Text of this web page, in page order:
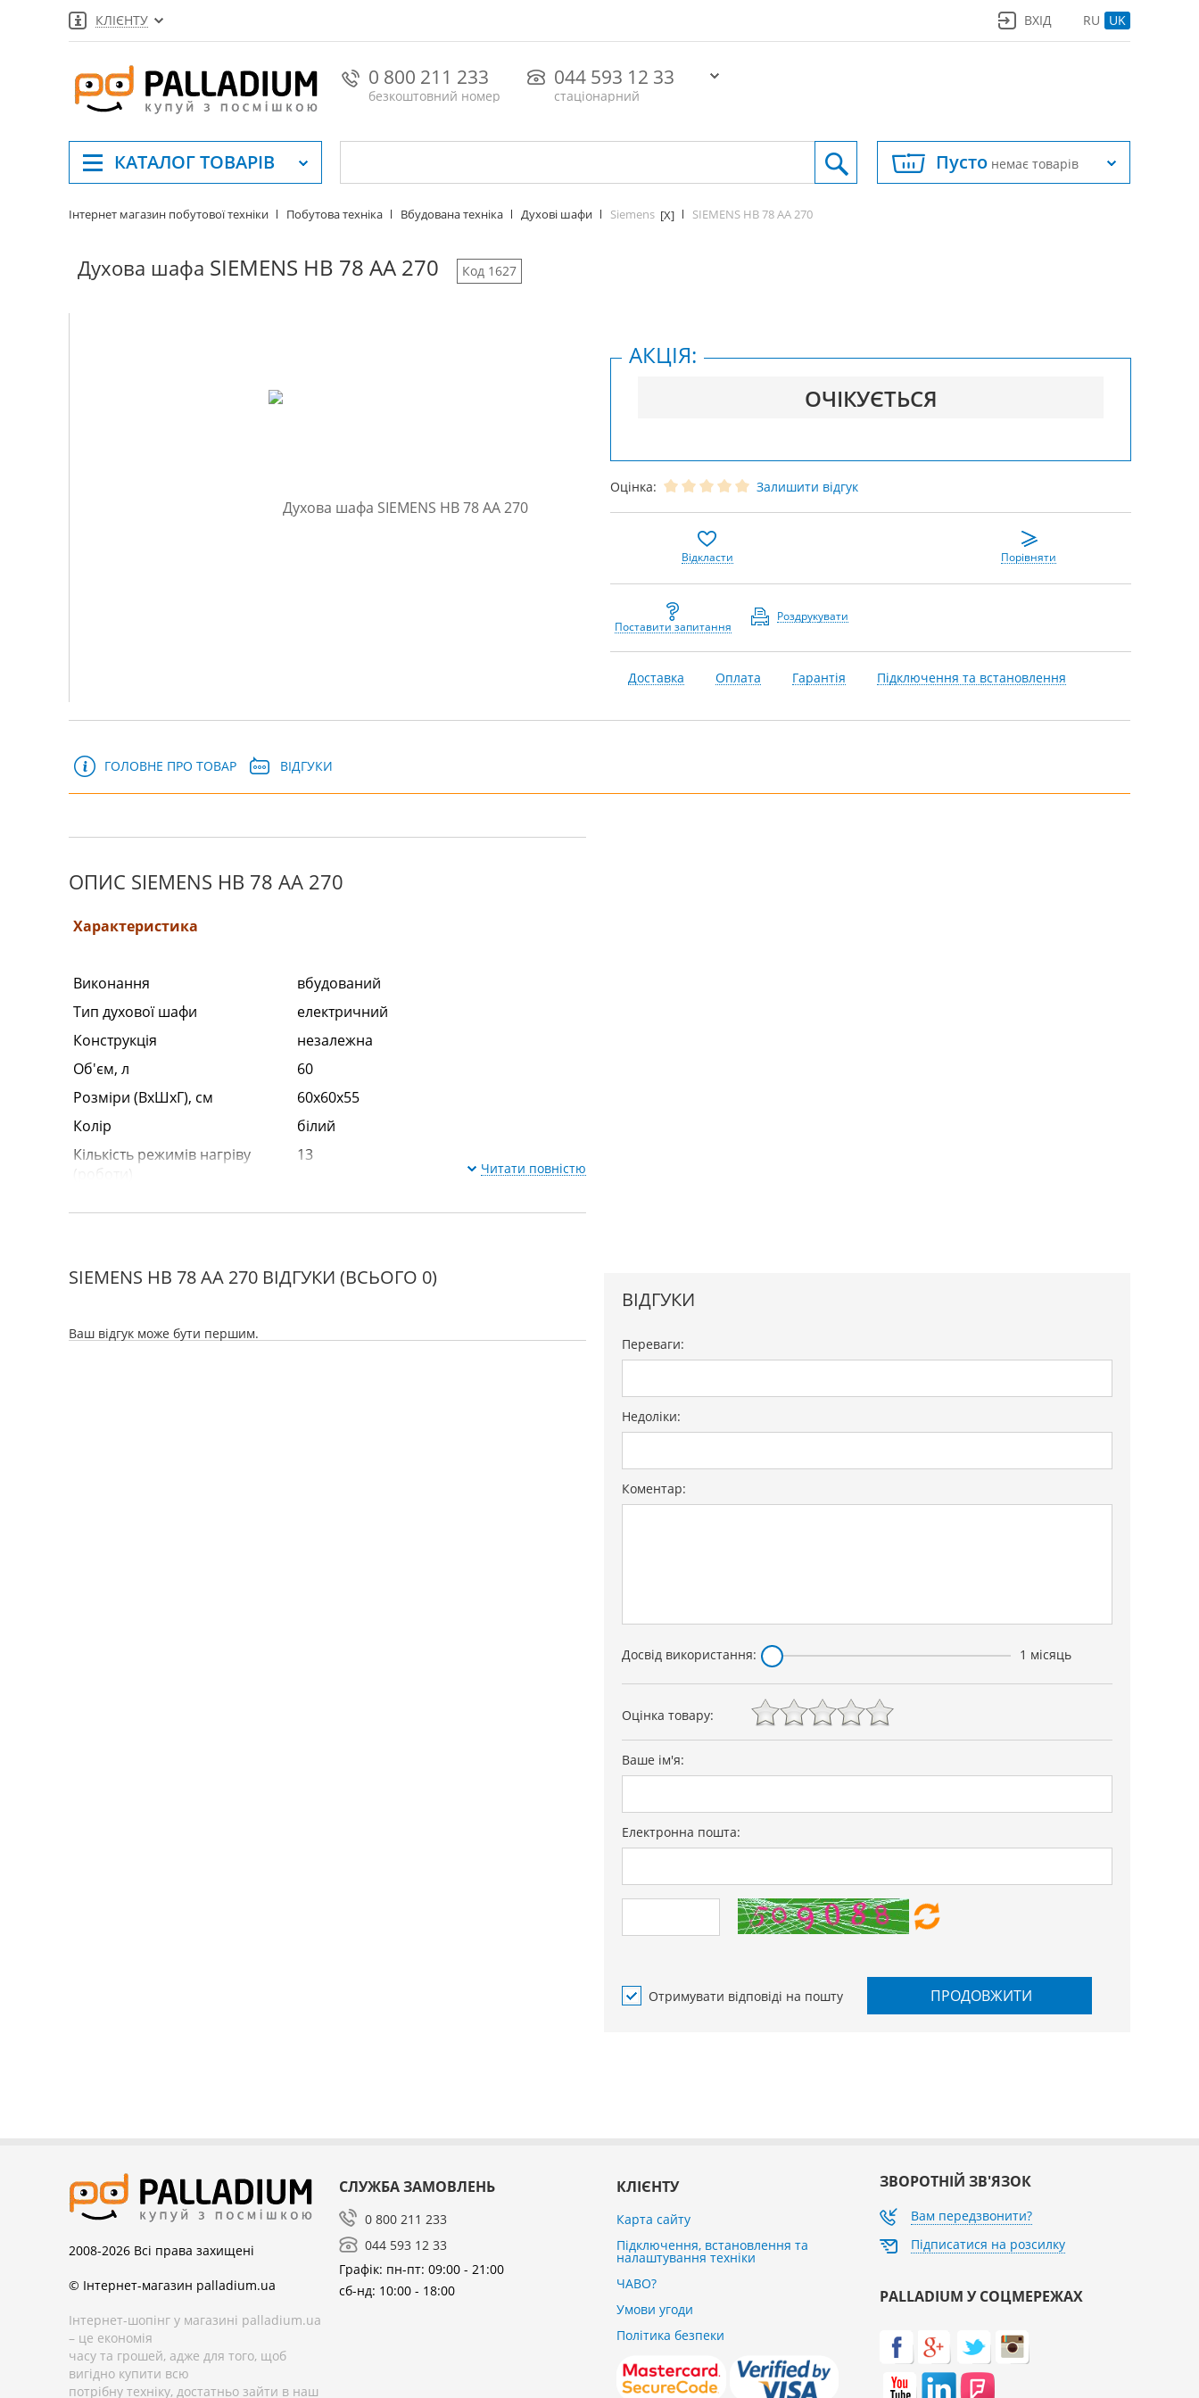
КЛІЄНТУ RU UK
ВХІД
0 800 211 233
безкоштовний номер
044 593 12 33
стаціонарний
КАТАЛОГТОВАРІВ Пусто немає товарів
Інтернет магазин побутової техніки Побутова техніка Вбудована техніка Духові шафи Siemens [X] SIEMENS HB 78 AA 270
Духова шафа SIEMENS HB 78 AA 270 Код 1627
ОЧІКУЄТЬСЯ
АКЦІЯ:
Оцінка: Залишити відгук
Відкласти Порівняти
Поставити запитання
Роздрукувати
Доставка Оплата Гарантія Підключення та встановлення
ГОЛОВНЕ ПРО ТОВАР ВІДГУКИ
ОПИС SIEMENS HB 78 AA 270
Характеристика
Виконання
вбудований
Тип духової шафи
електричний
Конструкція
незалежна
Об'єм, л
60
Розміри (ВхШхГ), см
60x60x55
Колір
білий
Кількість режимів нагріву
(роботи)
13
гриль
є
крутив
ні
Читати повністю
SIEMENS HB 78 AA 270 ВІДГУКИ (ВСЬОГО 0)
Ваш відгук може бути першим.
ВІДГУКИ
Переваги:
Недоліки:
Коментар:
Досвід використання: 1 місяць
Оцінка товару:
Ваше ім'я:
Електронна пошта:
Отримувати відповіді на пошту ПРОДОВЖИТИ
2008-2026 Всі права захищені
© Інтернет-магазин palladium.ua
Інтернет-шопінг у магазині palladium.ua
– це економія
часу та грошей, адже для того, щоб
вигідно купити всю
потрібну техніку, достатньо зайти в наш
СЛУЖБА ЗАМОВЛЕНЬ
0 800 211 233
044 593 12 33
Графік: пн-пт: 09:00 - 21:00
сб-нд: 10:00 - 18:00
КЛІЄНТУ
Карта сайту
Підключення, встановлення та
налаштування техніки
ЧАВО?
Умови угоди
Політика безпеки
ЗВОРОТНІЙ ЗВ'ЯЗОК
Вам передзвонити?
Підписатися на розсилку
PALLADIUM У СОЦМЕРЕЖАХ